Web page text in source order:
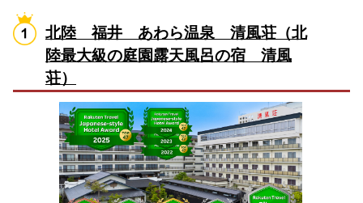
北陸 福井 あわら温泉 清風荘（北
陸最大級の庭園露天風呂の宿 清風
荘）